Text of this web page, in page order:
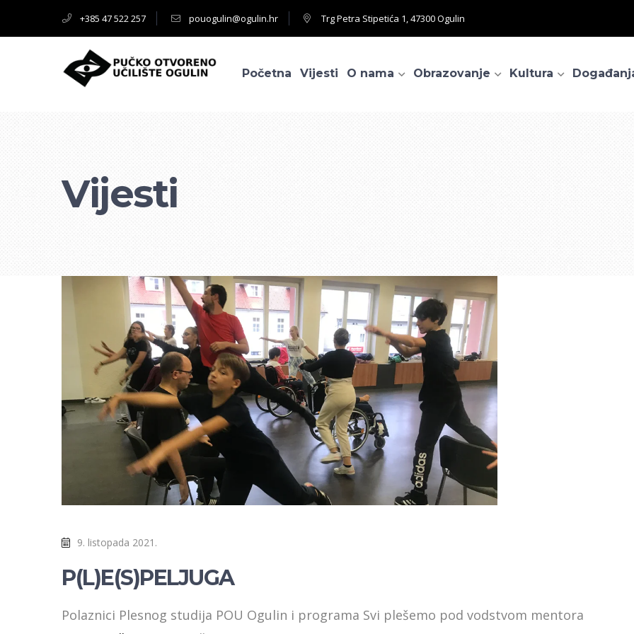
+385 47 522 257 pouogulin@ogulin.hr Trg Petra Stipetića 1, 47300 Ogulin
Početna Vijesti O nama Obrazovanje Kultura
Vijesti
9. listopada 2021.
P(L)E(S)PELJUGA
Polaznici Plesnog studija POU Ogulin i programa Svi plešemo pod vodstvom mentora